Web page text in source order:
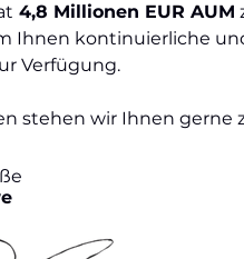
4,8 Millionen EUR AUM
Ihnen kontinuierliche
Verfügung.
stehen wir Ihnen gerne